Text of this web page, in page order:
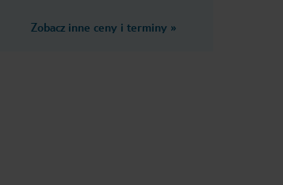
Zobacz inne ceny i terminy »